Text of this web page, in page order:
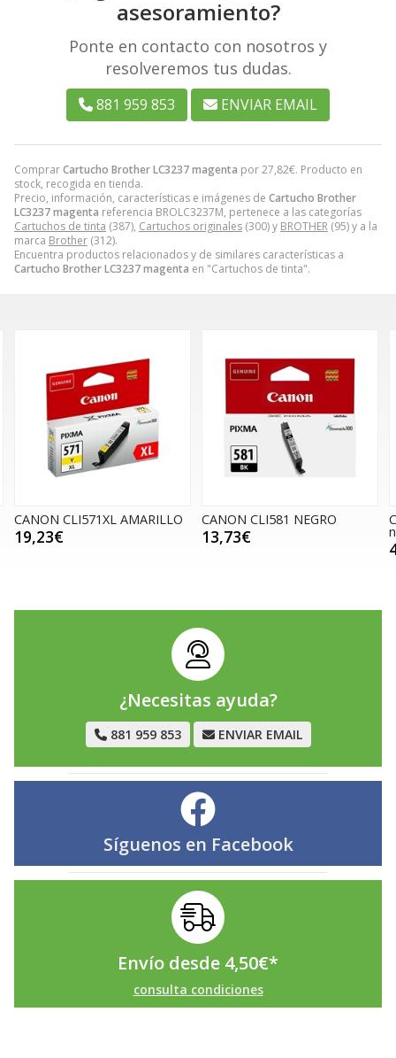
ComprarCartucho Brother LC3237 magenta por27,82€. Producto en
stock, recogida en tienda.
Precio, información, características e imágenes de Cartucho Brother
LC3237 magenta referencia BROLC3237M, pertenece a las categorías
Cartuchos de tinta (387), Cartuchos originales (300) y BROTHER (95) y a la
marca Brother (312).
Encuentra productos relacionados y de similares características a
Cartucho Brother LC3237 magenta en "Cartuchos de tinta".
asesoramiento?
Ponte en contacto con nosotros y
resolveremos tus dudas.
881 959 853 ENVIAR EMAIL
CANON CLI571XL AMARILLO
19,23€
CANON CLI581 NEGRO
13,73€
¿Necesitas ayuda?
881 959 853 ENVIAR EMAIL
Síguenos en Facebook
Envío desde 4,50€*
consulta condiciones